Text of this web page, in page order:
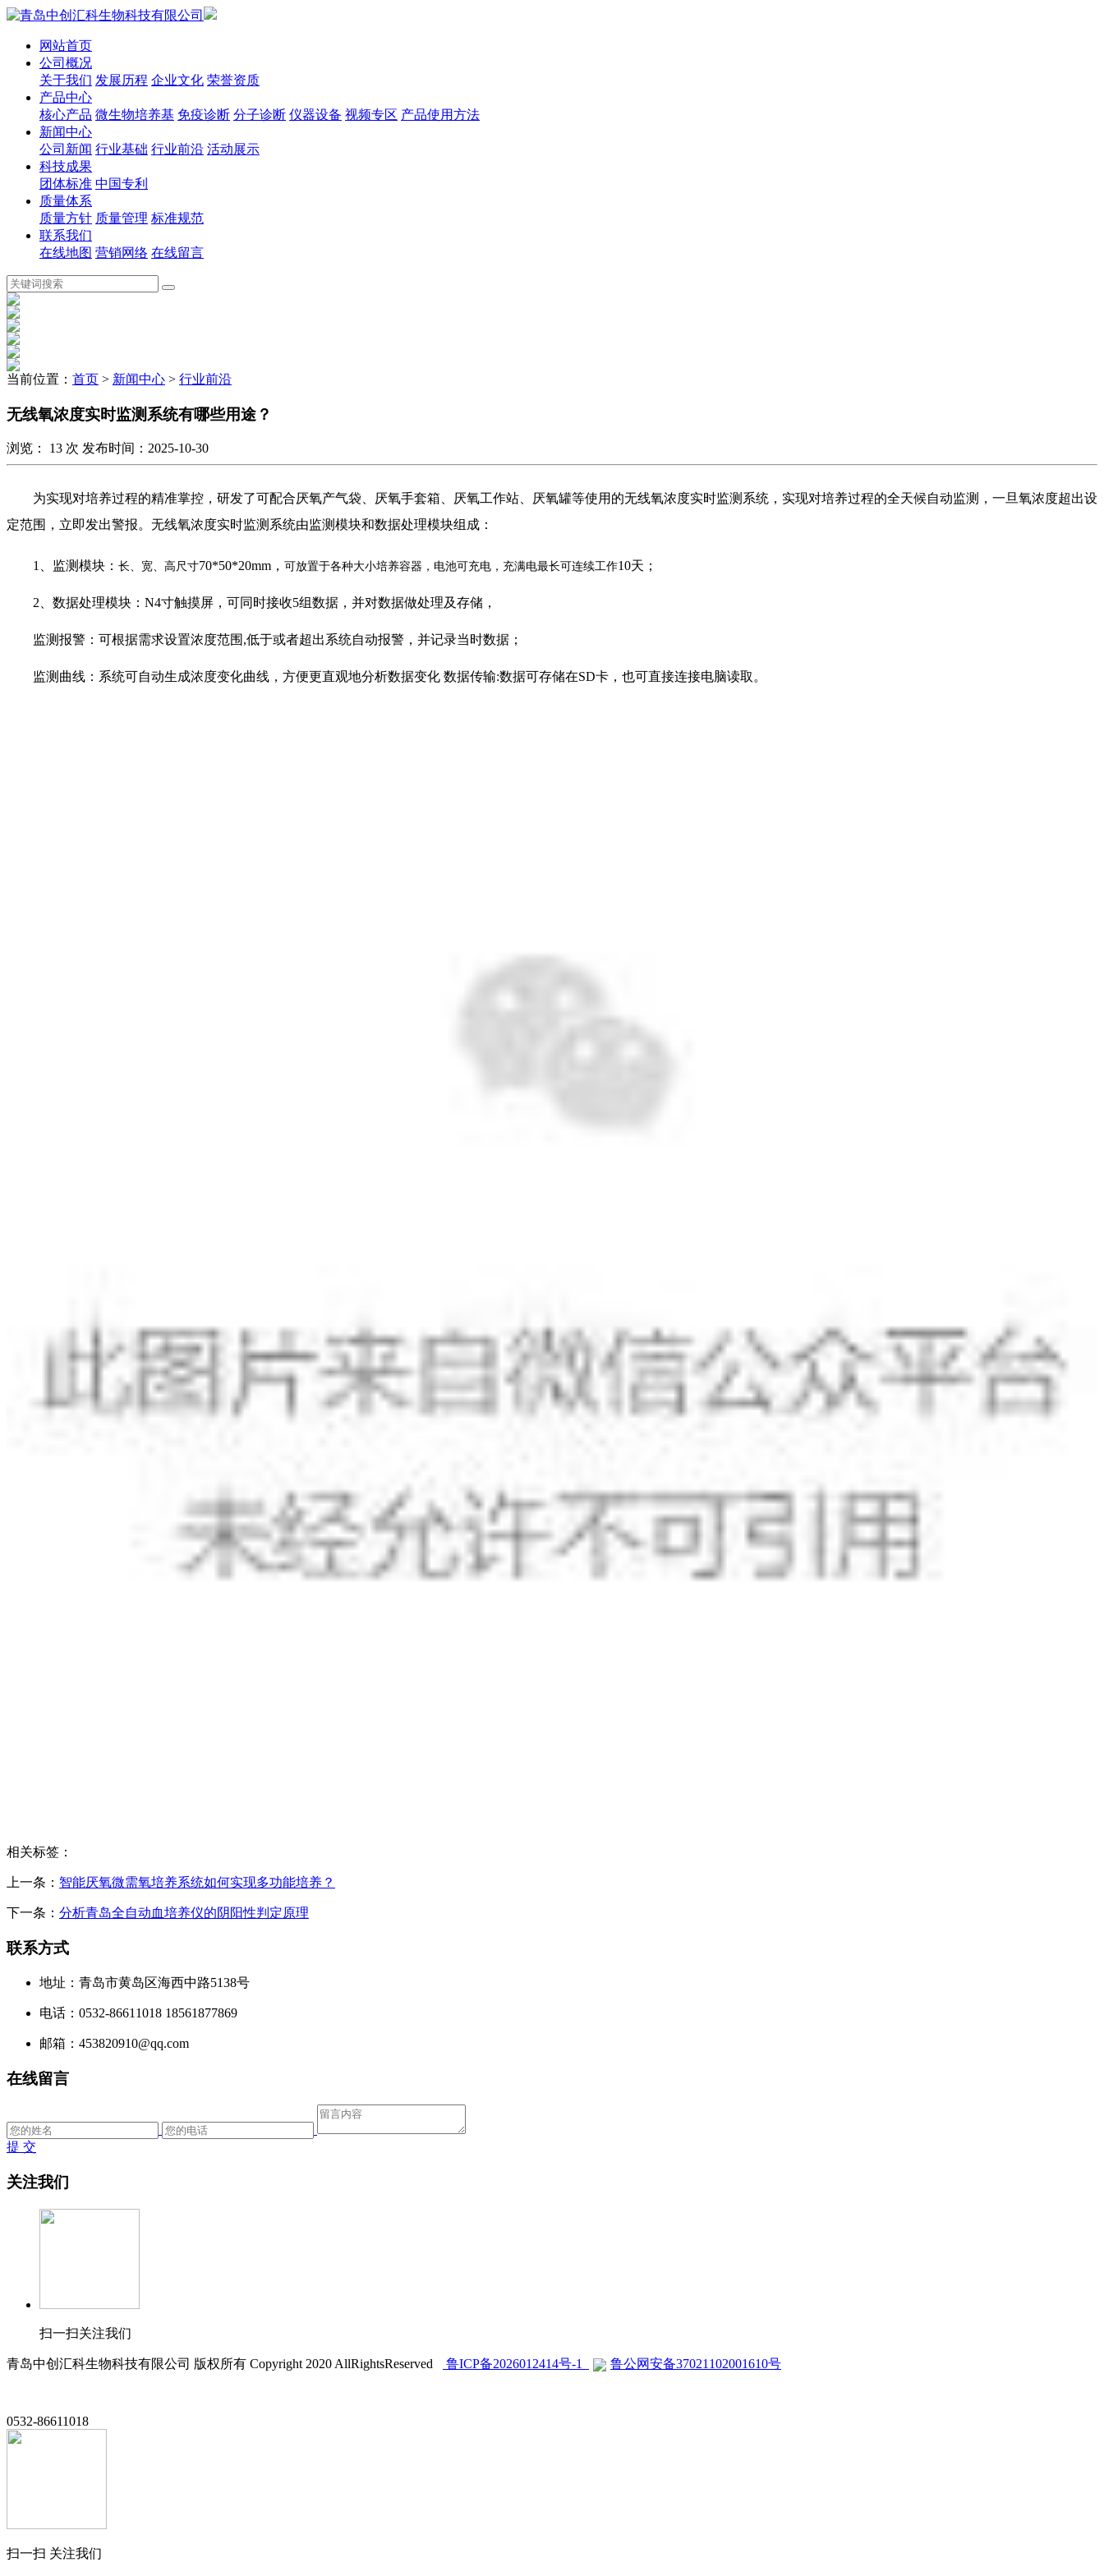
网站首页
公司概况
关于我们 发展历程 企业文化 荣誉资质
产品中心
核心产品 微生物培养基 免疫诊断 分子诊断 仪器设备 视频专区 产品使用方法
新闻中心
公司新闻 行业基础 行业前沿 活动展示
科技成果
团体标准 中国专利
质量体系
质量方针 质量管理 标准规范
联系我们
在线地图 营销网络 在线留言
当前位置： 首页 > 新闻中心 > 行业前沿
无线氧浓度实时监测系统有哪些用途？
浏览： 13 次 发布时间：2025-10-30
为实现对培养过程的精准掌控，研发了可配合厌氧产气袋、厌氧手套箱、厌氧工作站、厌氧罐等使用的无线氧浓度实时监测系统，实现对培养过程的全天候自动监测，一旦氧浓度超出设
定范围，立即发出警报。无线氧浓度实时监测系统由监测模块和数据处理模块组成：
1、监测模块： 长、宽、高尺寸70*50*20mm ， 可放置于各种大小培养容器， 电池可充电，充满电最长可连续工作10天；
2、数据处理模块： N4寸触摸屏 ， 可同时接收5组数据，并对数据做处理及存储，
监测报警：可根据需求设置浓度范围,低于或者超出系统自动报警，并记录当时数据；
监测曲线：系统可自动生成浓度变化曲线， 方便更直观地分析数据变化 数据传输:数据可存储在SD卡，也可直接连接电脑读取。
相关标签：
上一条： 智能厌氧微需氧培养系统如何实现多功能培养？
下一条： 分析青岛全自动血培养仪的阴阳性判定原理
联系方式
地址：青岛市黄岛区海西中路5138号
电话：0532-86611018 18561877869
邮箱：453820910@qq.com
在线留言
提 交
关注我们
扫一扫关注我们
青岛中创汇科生物科技有限公司 版权所有 Copyright 2020 AllRightsReserved 鲁ICP备2026012414号-1 鲁公网安备37021102001610号
0532-86611018
扫一扫 关注我们